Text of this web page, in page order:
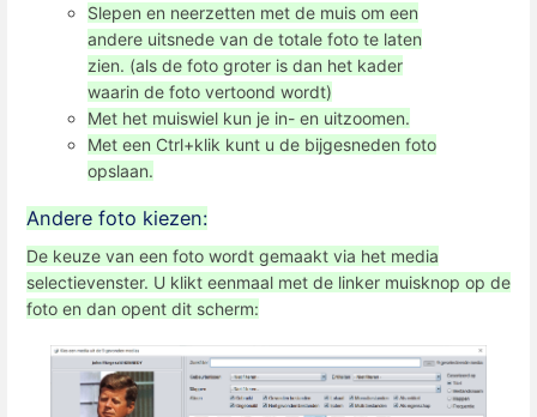
Slepen en neerzetten met de muis om een
andere uitsnede van de totale foto te laten
zien. (als de foto groter is dan het kader
waarin de foto vertoond wordt)
Met het muiswiel kun je in- en uitzoomen.
Met een Ctrl+klik kunt u de bijgesneden foto
opslaan.
Andere foto kiezen:
De keuze van een foto wordt gemaakt via het media
selectievenster. U klikt eenmaal met de linker muisknop op de
foto en dan opent dit scherm: